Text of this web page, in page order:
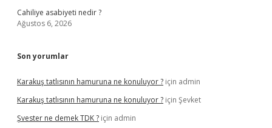
Cahiliye asabiyeti nedir ?
Ağustos 6, 2026
Son yorumlar
Karakuş tatlısının hamuruna ne konuluyor ? için admin
Karakuş tatlısının hamuruna ne konuluyor ? için Şevket
Şvester ne demek TDK ? için admin